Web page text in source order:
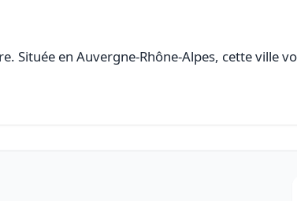
Située en Auvergne-Rhône-Alpes, cette ville